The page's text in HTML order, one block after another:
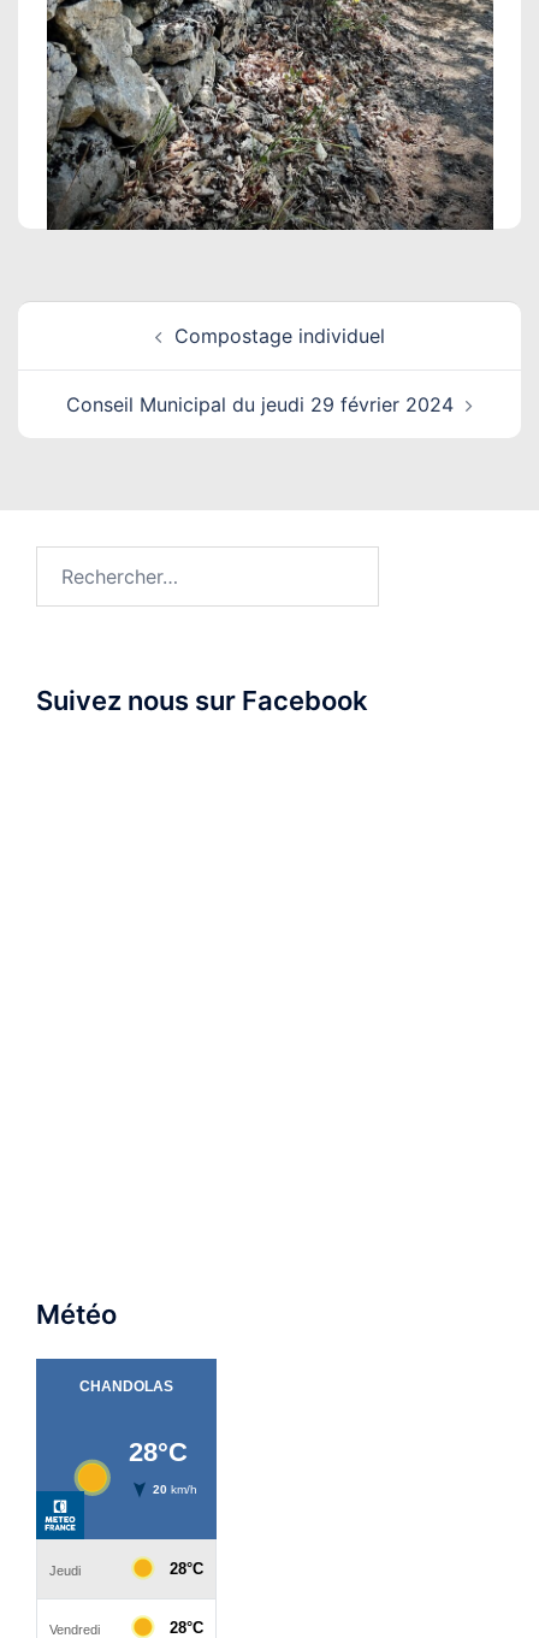
Navigation
Compostage individuel
Conseil Municipal du jeudi 29 février 2024
Suivez nous sur Facebook
Météo